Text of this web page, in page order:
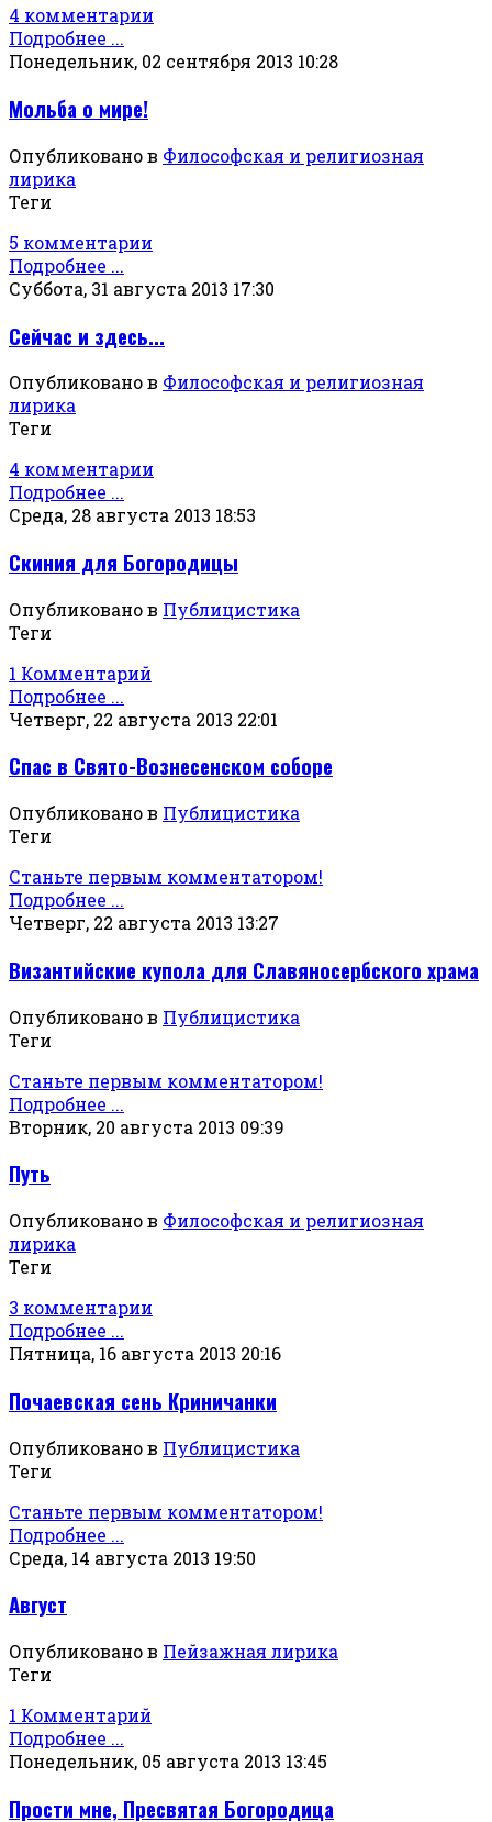
4 комментарии
Подробнее ...
Понедельник, 02 сентября 2013 10:28
Мольба о мире!
Опубликовано в Философская и религиозная
лирика
Теги
5 комментарии
Подробнее ...
Суббота, 31 августа 2013 17:30
Сейчас и здесь...
Опубликовано в Философская и религиозная
лирика
Теги
4 комментарии
Подробнее ...
Среда, 28 августа 2013 18:53
Скиния для Богородицы
Опубликовано в Публицистика
Теги
1 Комментарий
Подробнее ...
Четверг, 22 августа 2013 22:01
Спас в Свято-Вознесенском соборе
Опубликовано в Публицистика
Теги
Станьте первым комментатором!
Подробнее ...
Четверг, 22 августа 2013 13:27
Византийские купола для Славяносербского храма
Опубликовано в Публицистика
Теги
Станьте первым комментатором!
Подробнее ...
Вторник, 20 августа 2013 09:39
Путь
Опубликовано в Философская и религиозная
лирика
Теги
3 комментарии
Подробнее ...
Пятница, 16 августа 2013 20:16
Почаевская сень Криничанки
Опубликовано в Публицистика
Теги
Станьте первым комментатором!
Подробнее ...
Среда, 14 августа 2013 19:50
Август
Опубликовано в Пейзажная лирика
Теги
1 Комментарий
Подробнее ...
Понедельник, 05 августа 2013 13:45
Прости мне, Пресвятая Богородица